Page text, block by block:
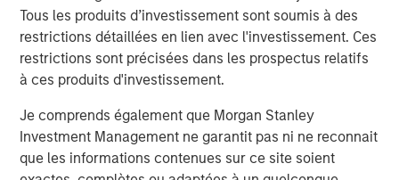
Tous les produits d’investissement sont soumis à des
restrictions détaillées en lien avec l'investissement. Ces
restrictions sont précisées dans les prospectus relatifs
à ces produits d'investissement.
Je comprends également que Morgan Stanley
Investment Management ne garantit pas ni ne reconnait
que les informations contenues sur ce site soient
incident occurs, developers access many different
systems to attempt to sort, analyze, correlate and identify
a root cause. This can take hours, days, weeks or can
even go undetected, impacting enterprises negatively in
many ways: losing revenue, harming brand reputation
and pulling developers away from innovating.
Flip automates incident resolution processes, reducing
the effort to minutes for enterprise development teams.